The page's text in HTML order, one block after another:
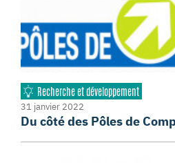
Recherche et développement
31 janvier 2022
Du côté des Pôles de